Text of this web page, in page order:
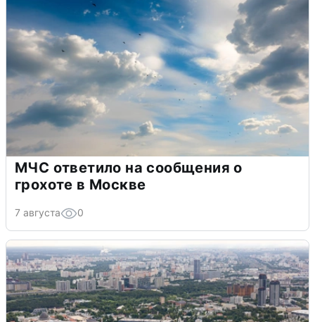
МЧС ответило на сообщения о
грохоте в Москве
7 августа 0